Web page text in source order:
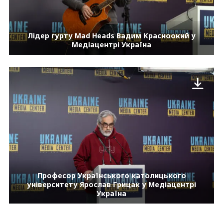
Лідер гурту Mad Heads Вадим Красноокий у
Медіацентрі Україна
Професор Українського католицького
університету Ярослав Грицак у Медіацентрі
Україна